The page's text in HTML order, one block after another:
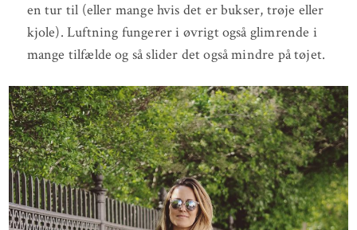
en tur til (eller mange hvis det er bukser, trøje eller
kjole). Luftning fungerer i øvrigt også glimrende i
mange tilfælde og så slider det også mindre på tøjet.